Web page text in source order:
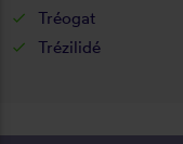
Tréogat
Trézilidé